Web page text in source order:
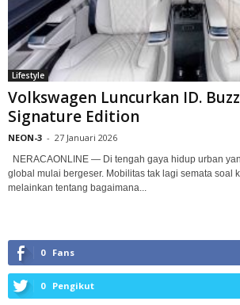
Lifestyle
Volkswagen Luncurkan ID.
Signature Edition
NEON-3 - 27 Januari 2026
NERACAONLINE — Di tengah gaya hidup urban
global mulai bergeser. Mobilitas tak lagi semata soal
melainkan tentang bagaimana...
0 Fans
0 Pengikut